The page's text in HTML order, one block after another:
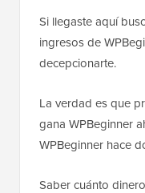
Si llegaste aquí
ingresos de
decepcionarte.
La verdad es que
gana WPBeginner
WPBeginner hace
Saber cuánto